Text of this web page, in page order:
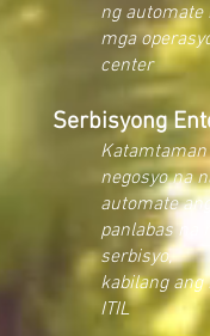
ng automate
mga
center
Serbisyong
Katamtaman
negosyo na
automate
panlabas na
serbisyo,
kabilang ang
ITIL